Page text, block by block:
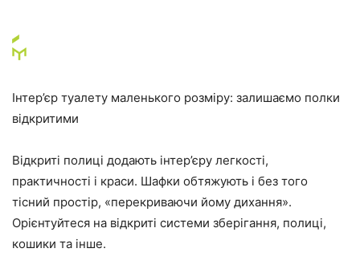
Інтер’єр туалету маленького розміру: залишаємо полки
відкритими
Відкриті полиці додають інтер’єру легкості,
практичності і краси. Шафки обтяжують і без того
тісний простір, «перекриваючи йому дихання».
Орієнтуйтеся на відкриті системи зберігання, полиці,
кошики та інше.